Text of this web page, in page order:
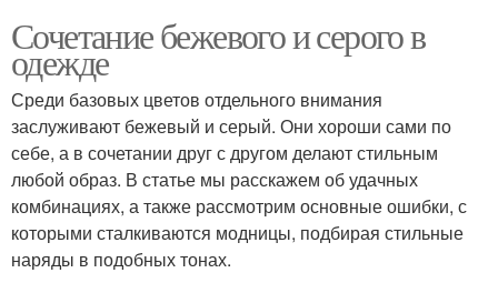
Сочетание бежевого и серого в
одежде
Среди базовых цветов отдельного внимания
заслуживают бежевый и серый. Они хороши сами по
себе, а в сочетании друг с другом делают стильным
любой образ. В статье мы расскажем об удачных
комбинациях, а также рассмотрим основные ошибки, с
которыми сталкиваются модницы, подбирая стильные
наряды в подобных тонах.